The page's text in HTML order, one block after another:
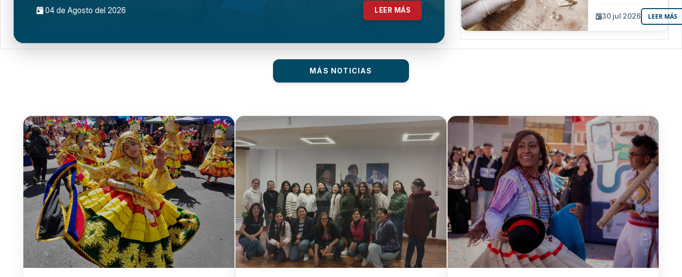
04 de Agosto del 2026 LEER MÁS
UMSA
resguarda 6
joyas de la
30 jul 2026 LEER MÁS
MÁS NOTICIAS